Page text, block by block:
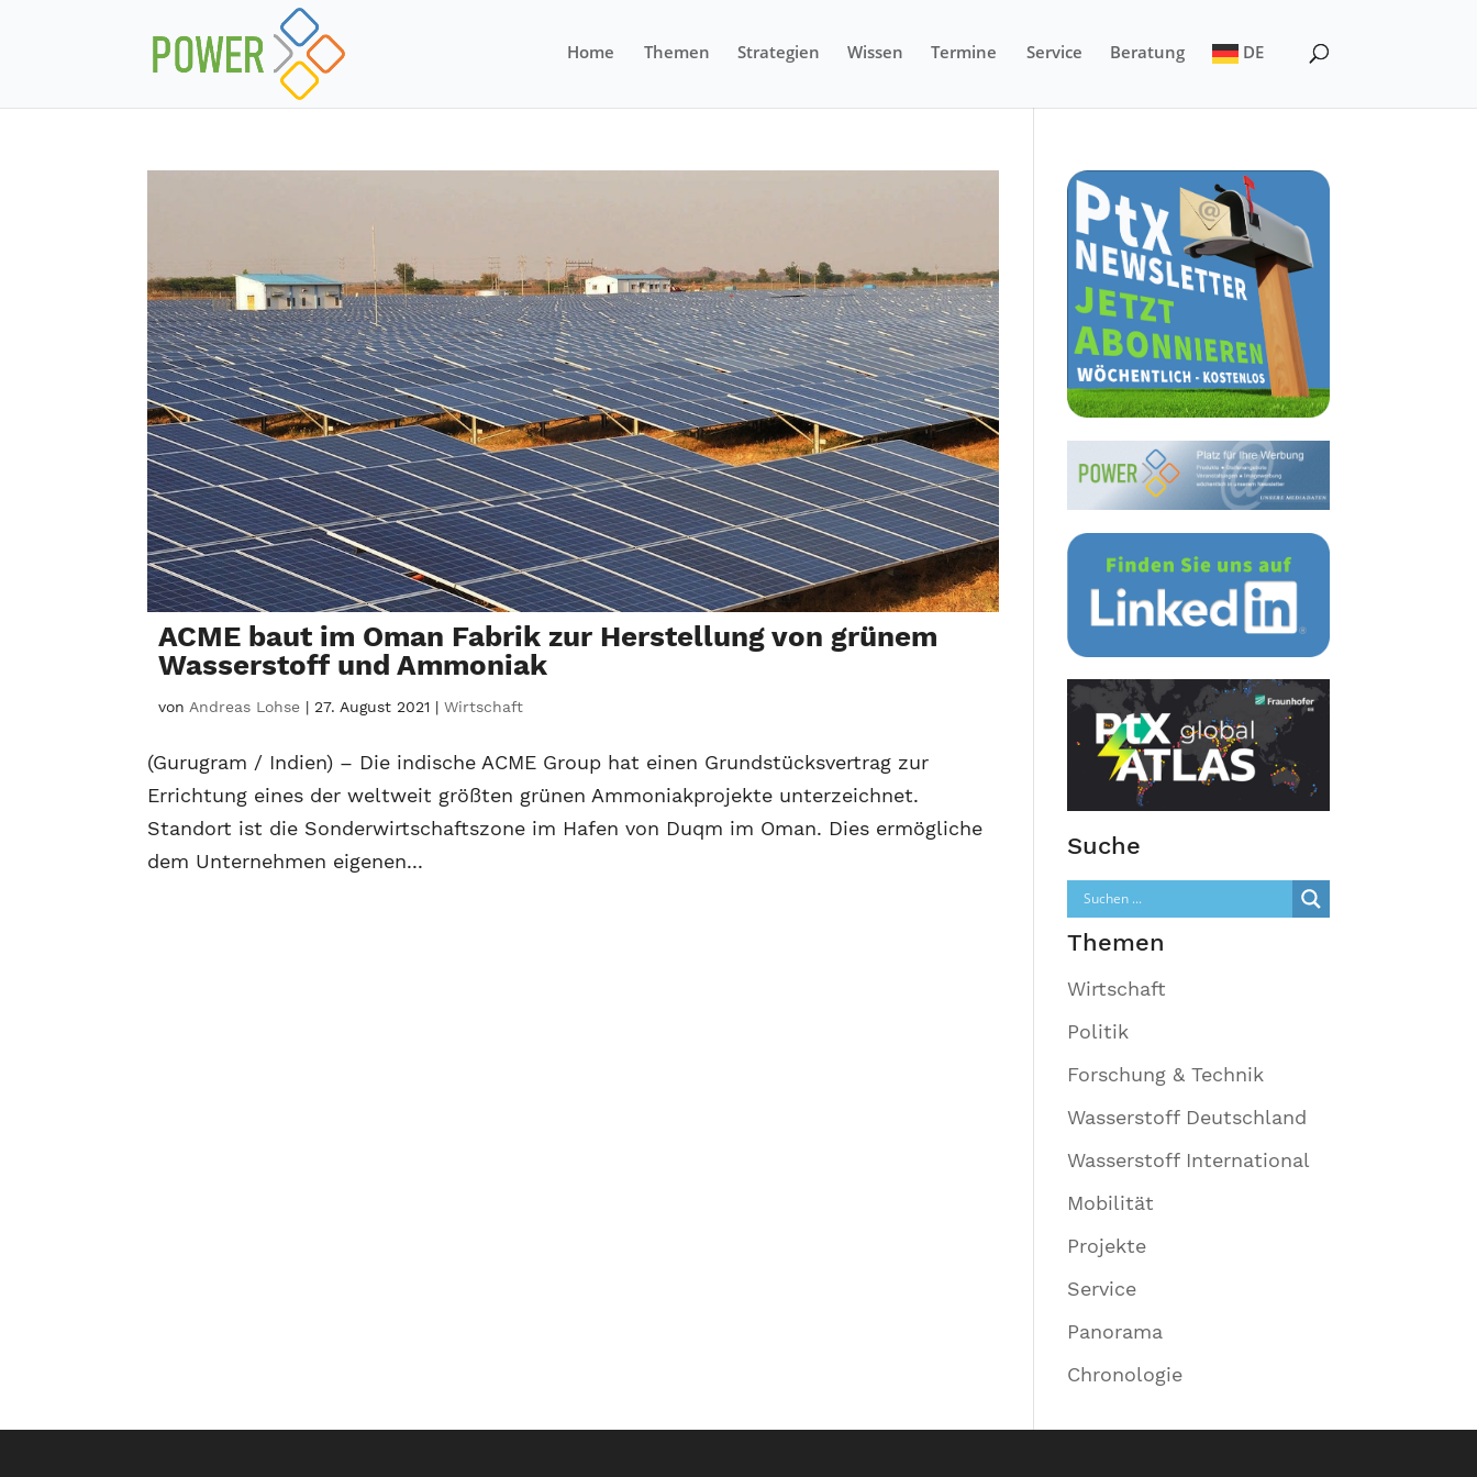
Home Themen Strategien Wissen Termine Service Beratung DE
ACME baut im Oman Fabrik zur Herstellung von grünem
Wasserstoff und Ammoniak
vonAndreas Lohse |27. August 2021 |Wirtschaft
(Gurugram / Indien) – Die indische ACME Group hat einen Grundstücksvertrag zur
Errichtung eines der weltweit größten grünen Ammoniakprojekte unterzeichnet.
Standort ist die Sonderwirtschaftszone im Hafen von Duqm im Oman. Dies ermögliche
dem Unternehmen eigenen...
Suche
Themen
Wirtschaft
Politik
Forschung & Technik
Wasserstoff Deutschland
Wasserstoff International
Mobilität
Projekte
Service
Panorama
Chronologie